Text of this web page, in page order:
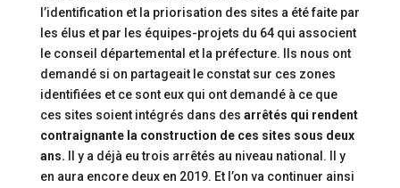
l’identification et la priorisation des sites a été faite par
les élus et par les équipes-projets du 64 qui associent
le conseil départemental et la préfecture. Ils nous ont
demandé si on partageait le constat sur ces zones
identifiées et ce sont eux qui ont demandé à ce que
ces sites soient intégrés dans des arrêtés qui rendent
contraignante la construction de ces sites sous deux
ans.
Il y a déjà eu trois arrêtés au niveau national. Il y
en aura encore deux en 2019. Et l’on va continuer ainsi